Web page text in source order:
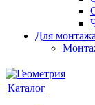
Для монтажа
Каталог